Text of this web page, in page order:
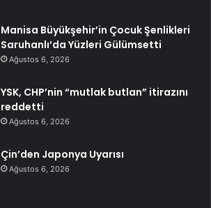
Manisa Büyükşehir’in Çocuk Şenlikleri
Saruhanlı’da Yüzleri Gülümsetti
Ağustos 6, 2026
YSK, CHP’nin “mutlak butlan” itirazını
reddetti
Ağustos 6, 2026
Çin’den Japonya Uyarısı
Ağustos 6, 2026